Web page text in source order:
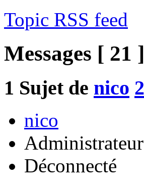
Topic RSS feed
Messages [ 21 ]
1 Sujet de nico
nico
Administrateur
Déconnecté